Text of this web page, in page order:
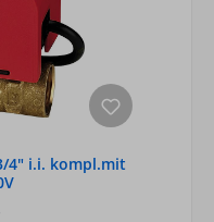
4" i.i. kompl.mit